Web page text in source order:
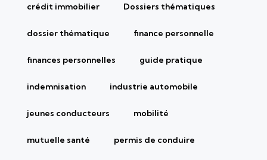
crédit immobilier Dossiers thématiques
dossier thématique finance personnelle
finances personnelles guide pratique
indemnisation industrie automobile
jeunes conducteurs mobilité
mutuelle santé permis de conduire